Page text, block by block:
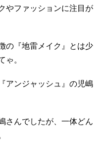
やファッションに注目が
の『地雷メイク』とは少
。
アンジャッシュ』の児嶋
さんでしたが、一体どん